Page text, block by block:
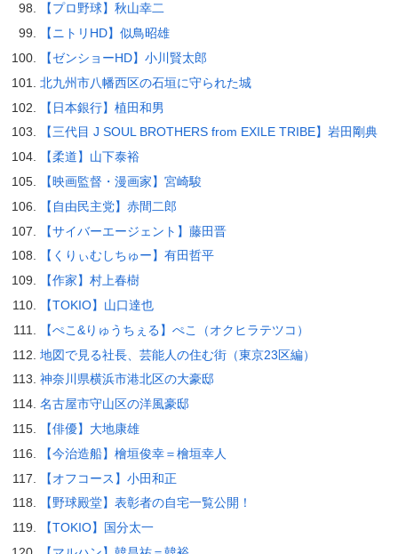
【プロ野球】秋山幸二
【ニトリHD】似鳥昭雄
【ゼンショーHD】小川賢太郎
北九州市八幡西区の石垣に守られた城
【日本銀行】植田和男
【三代目 J SOUL BROTHERS from EXILE TRIBE】岩田剛典
【柔道】山下泰裕
【映画監督・漫画家】宮崎駿
【自由民主党】赤間二郎
【サイバーエージェント】藤田晋
【くりぃむしちゅー】有田哲平
【作家】村上春樹
【TOKIO】山口達也
【ぺこ&りゅうちぇる】ぺこ（オクヒラテツコ）
地図で見る社長、芸能人の住む街（東京23区編）
神奈川県横浜市港北区の大豪邸
名古屋市守山区の洋風豪邸
【俳優】大地康雄
【今治造船】檜垣俊幸＝檜垣幸人
【オフコース】小田和正
【野球殿堂】表彰者の自宅一覧公開！
【TOKIO】国分太一